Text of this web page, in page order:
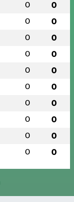
0 0
0 0
0 0
0 0
0 0
0 0
0 0
0 0
0 0
0 0